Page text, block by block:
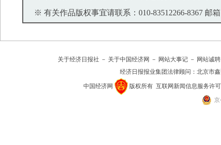
※ 有关作品版权事宜请联系：010-83512266-8367 邮箱
关于经济日报社 － 关于中国经济网 － 网站大事记 － 网站诚聘
经济日报报业集团法律顾问： 北京市
中国经济网 版权所有 互联网新闻信息服务许可
京